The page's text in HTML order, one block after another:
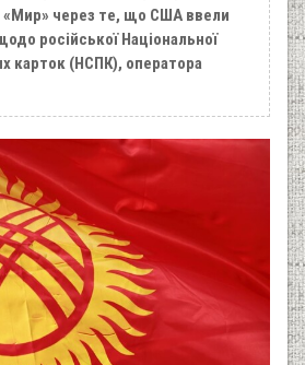
«Мир» через те, що США ввели
російської Національної
карток (НСПК), оператора